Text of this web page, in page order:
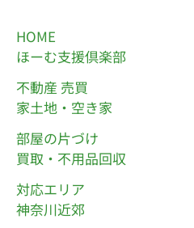
HOME
ほーむ支援倶楽部
不動産 売買
家土地・空き家
部屋の片づけ
買取・不用品回収
対応エリア
神奈川近郊